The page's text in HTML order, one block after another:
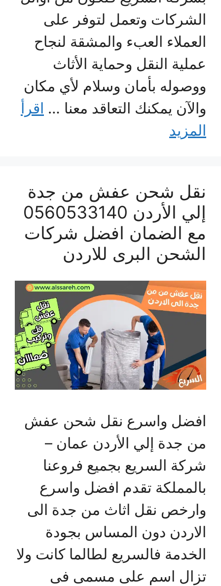
الشركات وتعمل لتوفر على
العملاء العبء والمشقة لنجاح
عملية النقل وحماية الأثاث
ووصوله بأمان وسلام لأي مكان
والآن يمكنك التعاقد معنا … اقرأ
المزيد
نقل شحن عفش من جدة
إلي الأردن 0560533140
مع الضمان افضل شركات
الشحن البرى للاردن
افضل واسرع نقل شحن عفش
من جدة إلي الأردن عمان –
شركة السريع بجميع فروعنا
بالمملكة تقدم افضل واسرع
وارخص نقل اثاث من جدة الى
الاردن دون المساس بجودة
الخدمة فالسريع لطالما كانت ولا
تزال اسم على مسمى فى